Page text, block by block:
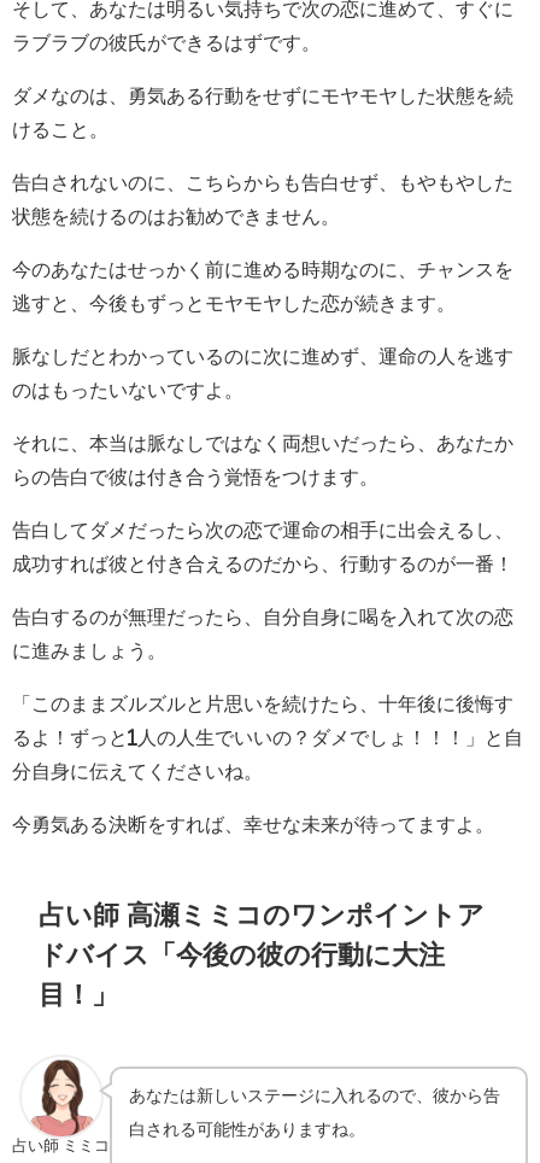
そして、あなたは明るい気持ちで次の恋に進めて、すぐに
ラブラブの彼氏ができるはずです。
ダメなのは、勇気ある行動をせずにモヤモヤした状態を続
けること。
告白されないのに、こちらからも告白せず、もやもやした
状態を続けるのはお勧めできません。
今のあなたはせっかく前に進める時期なのに、チャンスを
逃すと、今後もずっとモヤモヤした恋が続きます。
脈なしだとわかっているのに次に進めず、運命の人を逃す
のはもったいないですよ。
それに、本当は脈なしではなく両想いだったら、あなたか
らの告白で彼は付き合う覚悟をつけます。
告白してダメだったら次の恋で運命の相手に出会えるし、
成功すれば彼と付き合えるのだから、行動するのが一番！
告白するのが無理だったら、自分自身に喝を入れて次の恋
に進みましょう。
「このままズルズルと片思いを続けたら、十年後に後悔す
るよ！ずっと1人の人生でいいの？ダメでしょ！！！」と自
分自身に伝えてくださいね。
今勇気ある決断をすれば、幸せな未来が待ってますよ。
占い師 高瀬ミミコのワンポイントア
ドバイス「今後の彼の行動に大注
目！」
占い師 ミミコ
あなたは新しいステージに入れるので、彼から告
白される可能性がありますね。